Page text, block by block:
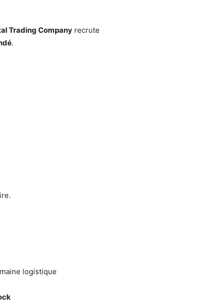
Trading Company recrute
.
logistique